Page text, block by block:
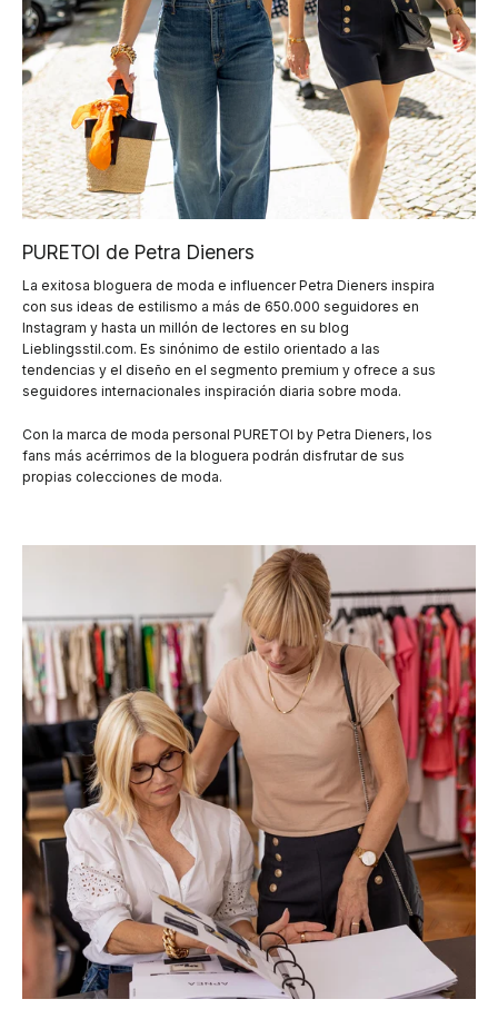
PURETOI de Petra Dieners
La exitosa bloguera de moda e influencer Petra Dieners inspira
con sus ideas de estilismo a más de 650.000 seguidores en
Instagram y hasta un millón de lectores en su blog
Lieblingsstil.com. Es sinónimo de estilo orientado a las
tendencias y el diseño en el segmento premium y ofrece a sus
seguidores internacionales inspiración diaria sobre moda.
Con la marca de moda personal PURETOI by Petra Dieners, los
fans más acérrimos de la bloguera podrán disfrutar de sus
propias colecciones de moda.